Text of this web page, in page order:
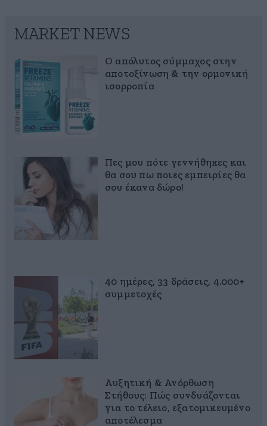
MARKET NEWS
Ο απόλυτος σύμμαχος στην
αποτοξίνωση & την ορμονική
ισορροπία
Πες μου πότε γεννήθηκες και
θα σου πω ποιες εμπειρίες θα
σου έκανα δώρο!
40 ημέρες, 33 δράσεις, 4.000+
συμμετοχές
Αυξητική & Ανόρθωση
Στήθους: Πώς συνδυάζονται
για το τέλειο, εξατομικευμένο
αποτέλεσμα